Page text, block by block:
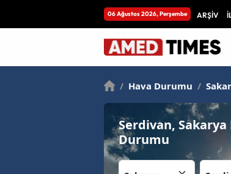
06 Ağustos 2026, Perşembe ARŞİV
/ Hava Durumu /
Serdivan, Sakarya
Durumu